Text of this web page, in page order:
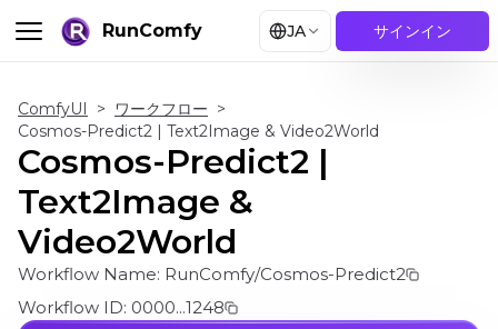
RunComfy JA サインイン
ComfyUI > ワークフロー >
Cosmos-Predict2 | Text2Image & Video2World
Cosmos-Predict2 |
Text2Image &
Video2World
Workflow Name: RunComfy/Cosmos-Predict2
Workflow ID: 0000...1248